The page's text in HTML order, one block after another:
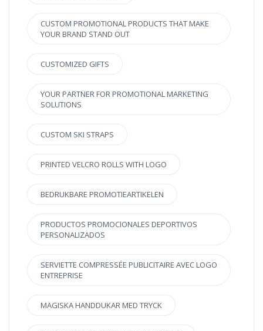
CUSTOM PROMOTIONAL PRODUCTS THAT MAKE
YOUR BRAND STAND OUT
CUSTOMIZED GIFTS
YOUR PARTNER FOR PROMOTIONAL MARKETING
SOLUTIONS
CUSTOM SKI STRAPS
PRINTED VELCRO ROLLS WITH LOGO
BEDRUKBARE PROMOTIEARTIKELEN
PRODUCTOS PROMOCIONALES DEPORTIVOS
PERSONALIZADOS
SERVIETTE COMPRESSÉE PUBLICITAIRE AVEC LOGO
ENTREPRISE
MAGISKA HANDDUKAR MED TRYCK